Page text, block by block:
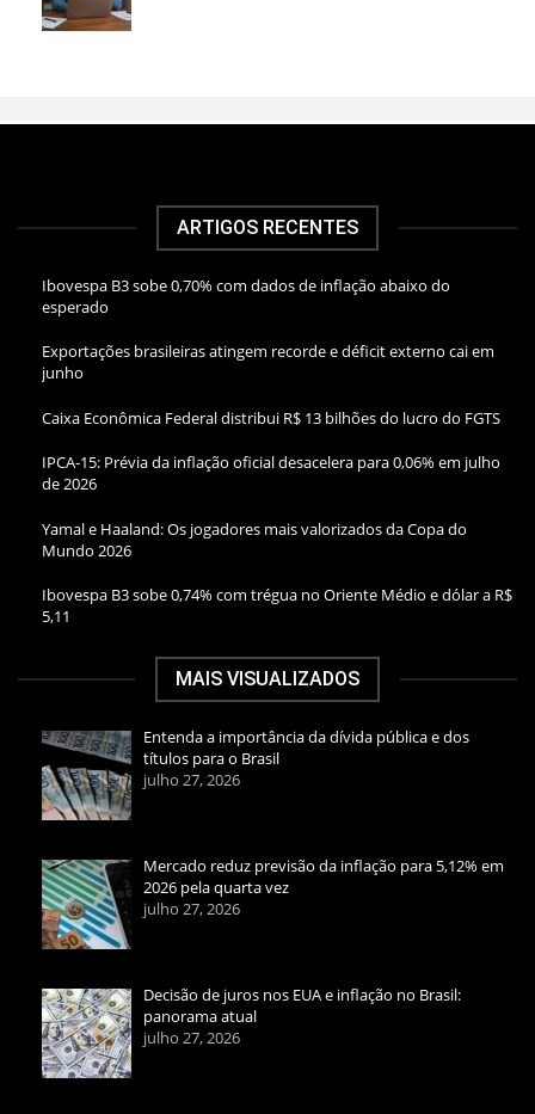
ARTIGOS RECENTES
Ibovespa B3 sobe 0,70% com dados de inflação abaixo do
esperado
Exportações brasileiras atingem recorde e déficit externo cai em
junho
Caixa Econômica Federal distribui R$ 13 bilhões do lucro do FGTS
IPCA-15: Prévia da inflação oficial desacelera para 0,06% em julho
de 2026
Yamal e Haaland: Os jogadores mais valorizados da Copa do
Mundo 2026
Ibovespa B3 sobe 0,74% com trégua no Oriente Médio e dólar a R$
5,11
MAIS VISUALIZADOS
Entenda a importância da dívida pública e dos
títulos para o Brasil
julho 27, 2026
Mercado reduz previsão da inflação para 5,12% em
2026 pela quarta vez
julho 27, 2026
Decisão de juros nos EUA e inflação no Brasil:
panorama atual
julho 27, 2026